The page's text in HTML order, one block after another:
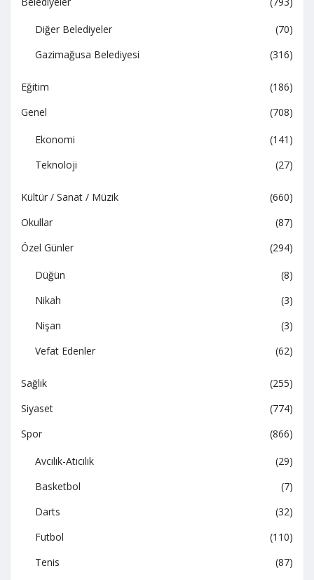
Diğer Belediyeler
(70)
Gazimağusa Belediyesi
(316)
Eğitim
(186)
Genel
(708)
Ekonomi
(141)
Teknoloji
(27)
Kültür / Sanat / Müzik
(660)
Okullar
(87)
Özel Günler
(294)
Düğün
(8)
Nikah
(3)
Nişan
(3)
Vefat Edenler
(62)
Sağlık
(255)
Siyaset
(774)
Spor
(866)
Avcılık-Atıcılık
(29)
Basketbol
(7)
Darts
(32)
Futbol
(110)
Tenis
(87)